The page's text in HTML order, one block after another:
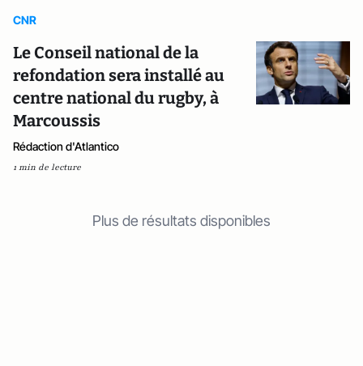
CNR
Le Conseil national de la
refondation sera installé au
centre national du rugby, à
Marcoussis
Rédaction d'Atlantico
1 min de lecture
Plus de résultats disponibles